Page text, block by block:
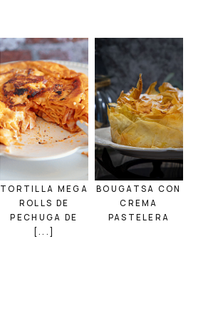
TORTILLA MEGA
ROLLS DE
PECHUGA DE
[...]
BOUGATSA CON
CREMA
PASTELERA